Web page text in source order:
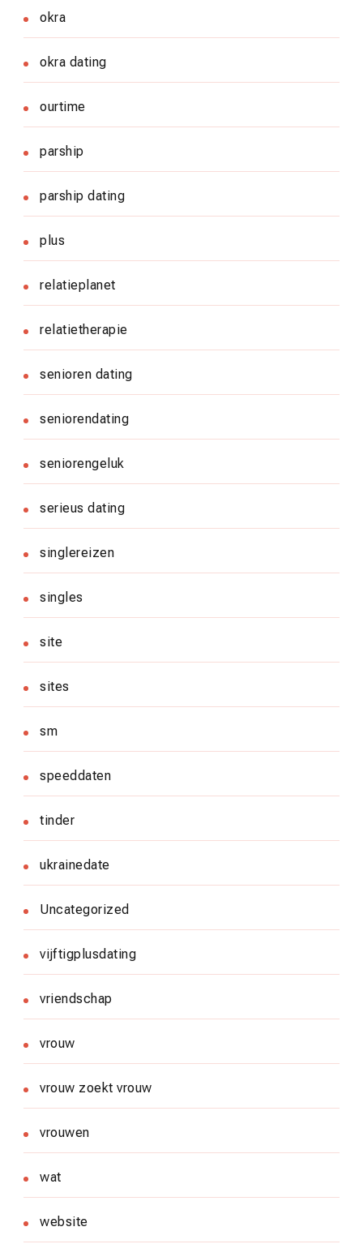
okra
okra dating
ourtime
parship
parship dating
plus
relatieplanet
relatietherapie
senioren dating
seniorendating
seniorengeluk
serieus dating
singlereizen
singles
site
sites
sm
speeddaten
tinder
ukrainedate
Uncategorized
vijftigplusdating
vriendschap
vrouw
vrouw zoekt vrouw
vrouwen
wat
website